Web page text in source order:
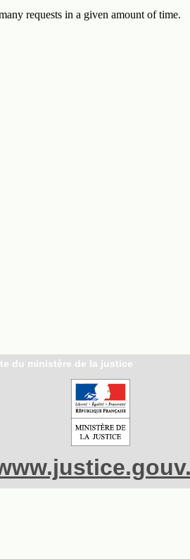
du ministère de la justice